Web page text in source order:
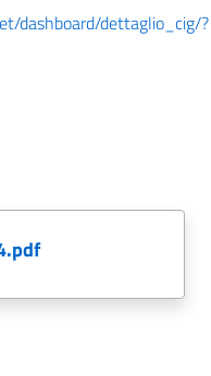
dashboard/dettaglio_cig/?